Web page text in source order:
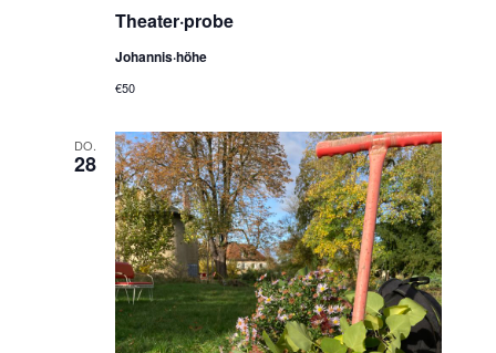
Theater·probe
Johannis·höhe
€50
DO.
28